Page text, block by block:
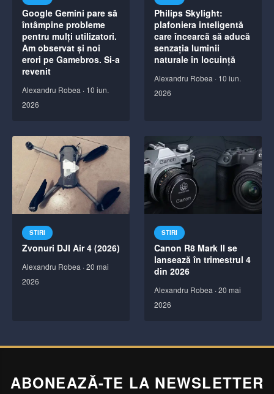
Google Gemini pare să
întâmpine probleme
pentru mulți utilizatori.
Am observat și noi
erori pe Gamebros. Si-a
revenit
Alexandru Robea · 10 iun.
2026
Philips Skylight:
plafoniera inteligentă
care încearcă să aducă
senzația luminii
naturale în locuință
Alexandru Robea · 10 iun.
2026
STIRI
Zvonuri DJI Air 4 (2026)
Alexandru Robea ·20 mai
2026
STIRI
Canon R8 Mark II se
lansează în trimestrul 4
din 2026
Alexandru Robea ·20 mai
2026
ABONEAZĂ-TE LA NEWSLETTER